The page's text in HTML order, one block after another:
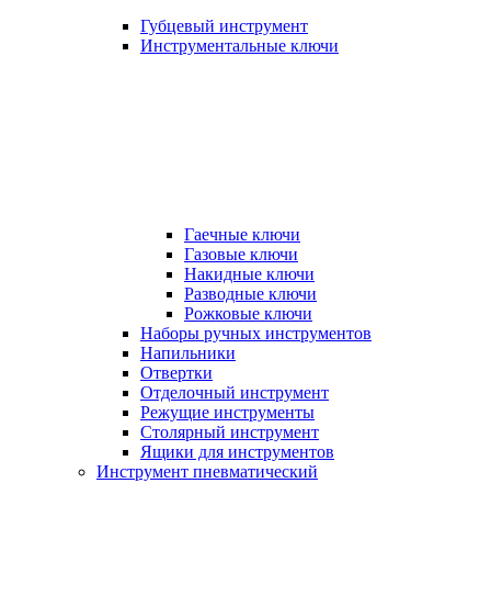
Губцевый инструмент
Инструментальные ключи
Гаечные ключи
Газовые ключи
Накидные ключи
Разводные ключи
Рожковые ключи
Наборы ручных инструментов
Напильники
Отвертки
Отделочный инструмент
Режущие инструменты
Столярный инструмент
Ящики для инструментов
Инструмент пневматический